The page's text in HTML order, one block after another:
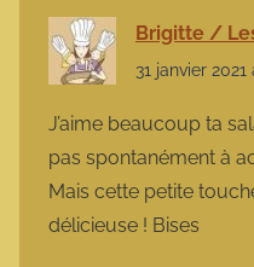
Brigitte /
31 janvier
J’aime beaucoup ta
pas spontanément à
Mais cette petite
délicieuse ! Bises